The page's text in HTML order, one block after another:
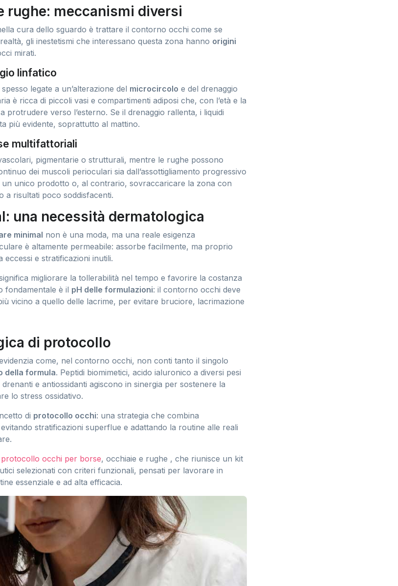
rughe: meccanismi diversi
cura dello sguardo è trattare il contorno occhi come se
gli inestetismi che interessano questa zona hanno origini
mirati.
linfatico
legate a un’alterazione del microcircolo e del drenaggio
è ricca di piccoli vasi e compartimenti adiposi che, con l’età e la
protrudere verso l’esterno. Se il drenaggio rallenta, i liquidi
più evidente, soprattutto al mattino.
multifattoriali
pigmentarie o strutturali, mentre le rughe possono
dei muscoli perioculari sia dall’assottigliamento progressivo
unico prodotto o, al contrario, sovraccaricare la zona con
a risultati poco soddisfacenti.
una necessità dermatologica
minimal non è una moda, ma una reale esigenza
è altamente permeabile: assorbe facilmente, ma proprio
e stratificazioni inutili.
migliorare la tollerabilità nel tempo e favorire la costanza
fondamentale è il pH delle formulazioni: il contorno occhi deve
vicino a quello delle lacrime, per evitare bruciore, lacrimazione
di protocollo
come, nel contorno occhi, non conti tanto il singolo
della formula. Peptidi biomimetici, acido ialuronico a diversi pesi
e antiossidanti agiscono in sinergia per sostenere la
lo stress ossidativo.
di protocollo occhi: una strategia che combina
stratificazioni superflue e adattando la routine alle reali
protocollo occhi per borse, occhiaie e rughe , che riunisce un kit
selezionati con criteri funzionali, pensati per lavorare in
essenziale e ad alta efficacia.